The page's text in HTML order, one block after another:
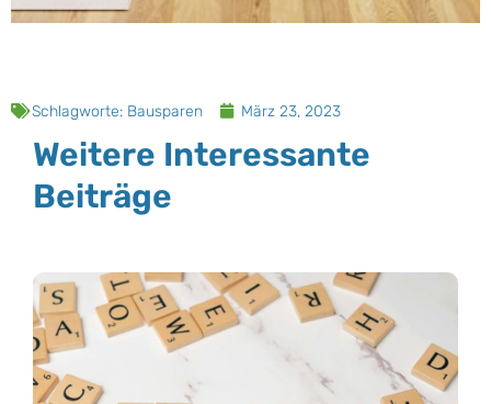
Schlagworte: Bausparen März 23, 2023
Weitere Interessante
Beiträge